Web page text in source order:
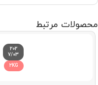
محصولات مرتبط
202
7/03
2KG